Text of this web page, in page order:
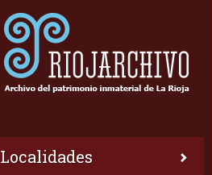
Localidades